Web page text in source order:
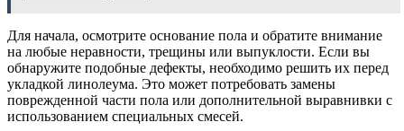
Для начала, осмотрите основание пола и обратите внимание
на любые неравности, трещины или выпуклости. Если вы
обнаружите подобные дефекты, необходимо решить их перед
укладкой линолеума. Это может потребовать замены
поврежденной части пола или дополнительной выравнивки с
использованием специальных смесей.